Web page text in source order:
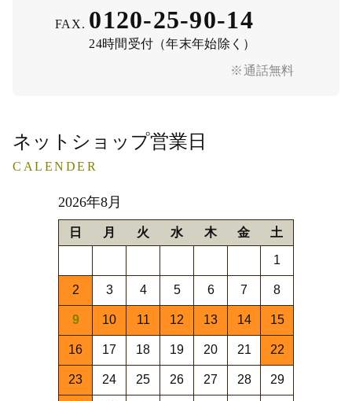
※通話無料
FAX. 0120-25-90-14
24時間受付（年末年始除く）
ネットショップ営業日
CALENDER
2026年8月
日 月 火 水 木 金 土
1
2 3 4 5 6 7 8
9 10 11 12 13 14 15
16 17 18 19 20 21 22
23 24 25 26 27 28 29